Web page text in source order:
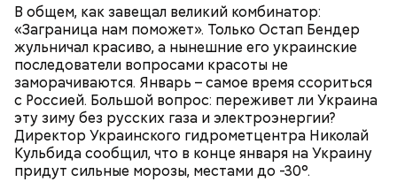
В общем, как завещал великий комбинатор:
«Заграница нам поможет». Только Остап Бендер
жульничал красиво, а нынешние его украинские
последователи вопросами красоты не
заморачиваются. Январь – самое время ссориться
с Россией. Большой вопрос: переживет ли Украина
эту зиму без русских газа и электроэнергии?
Директор Украинского гидрометцентра Николай
Кульбида сообщил, что в конце января на Украину
придут сильные морозы, местами до -30°.